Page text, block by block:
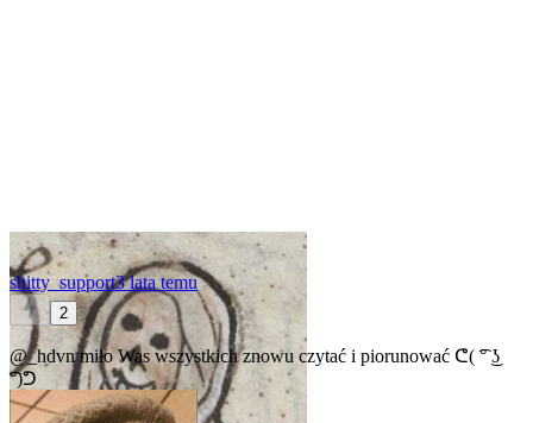
shitty_support3 lata temu
2
@_hdvnmiło Was wszystkich znowu czytać i piorunować ᕦ( ͡° ͜ʖ
͡°)ᕤ